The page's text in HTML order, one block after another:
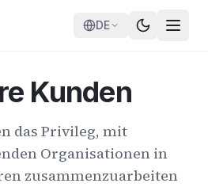
DE
Kunden
das Privileg, mit
Organisationen in
zusammenzuarbeiten